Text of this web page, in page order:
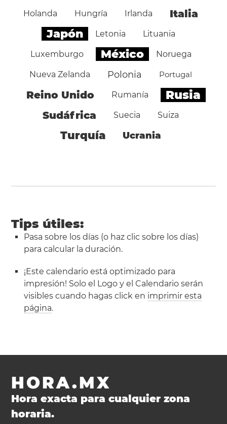
Holanda Hungría Irlanda Italia
Japón Letonia Lituania
Luxemburgo México Noruega
Nueva Zelanda Polonia Portugal
Reino Unido Rumanía Rusia
Sudáfrica Suecia Suiza
Turquía Ucrania
Tips útiles:
Pasa sobre los días (o haz clic sobre los días)
para calcular la duración.
¡Este calendario está optimizado para
impresión! Solo el Logo y el Calendario serán
visibles cuando hagas click en imprimir esta
página.
HORA.MX
Hora exacta para cualquier zona
horaria.